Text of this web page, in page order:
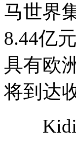
马世界
8.44亿
具有欧
将到达
Kidiliz